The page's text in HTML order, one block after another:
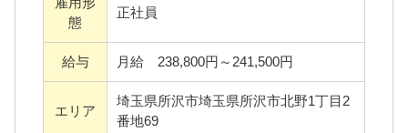
「プライベートが充実することで、いい仕事
ができる」を目標にしています。
だからこそ、かわいい子どもたちのために保
育力を高める自己研鑽にも力を入れることが
態
正社員
給与 月給 238,800円～241,500円
エリア
埼玉県所沢市埼玉県所沢市北野1丁目2
番地69